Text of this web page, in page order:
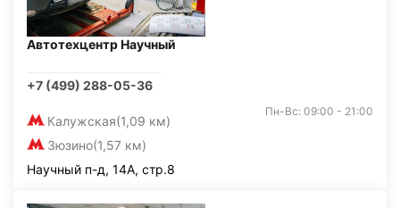
Автотехцентр Научный
+7 (499) 288-05-36
Калужская(1,09 км)
Зюзино(1,57 км)
Пн-Вс: 09:00 - 21:00
Научный п-д, 14А, стр.8